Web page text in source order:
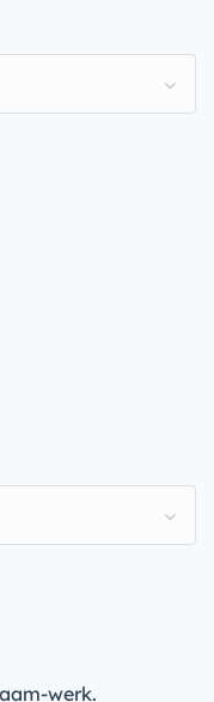
werk.